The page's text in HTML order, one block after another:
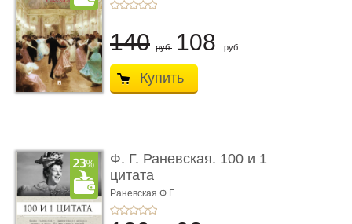
140 руб. 108 руб.
Купить
Ф. Г. Раневская. 100 и 1
цитата
Раневская Ф.Г.